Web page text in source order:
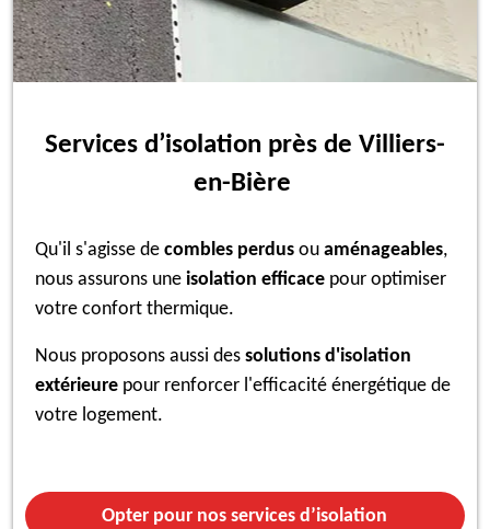
Services d’isolation près de Villiers-
en-Bière
Qu'il s'agisse de combles perdus ou aménageables,
nous assurons une isolation efficace pour optimiser
votre confort thermique.
Nous proposons aussi des solutions d'isolation
extérieure pour renforcer l'efficacité énergétique de
votre logement.
Opter pour nos services d’isolation